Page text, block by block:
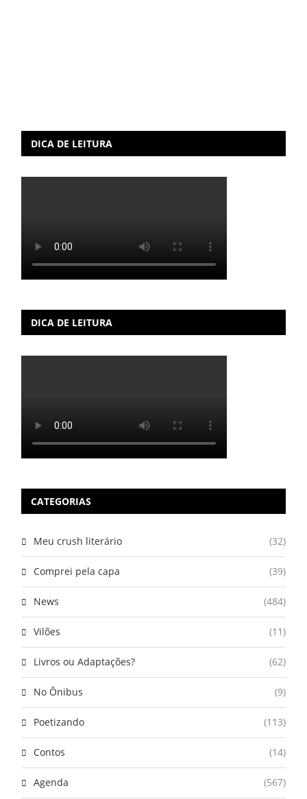
DICA DE LEITURA
DICA DE LEITURA
CATEGORIAS
Meu crush literário (32)
Comprei pela capa (39)
News (484)
Vilões (11)
Livros ou Adaptações? (62)
No Ônibus (9)
Poetizando (113)
Contos (14)
Agenda (567)